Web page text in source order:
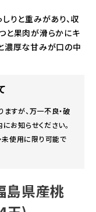
りと重みがあり、収
と果肉が滑らかにキ
濃厚な甘みが口の中
すが、万一不良・破
お知らせください。
未使用に限り可能で
島県産桃